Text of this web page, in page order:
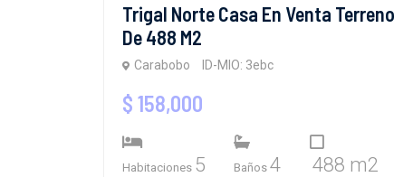
Trigal Norte Casa En Venta Terreno
De 488 M2
Carabobo ID-MIO: 3ebc
$ 158,000
Habitaciones 5 Baños 4 488 m2